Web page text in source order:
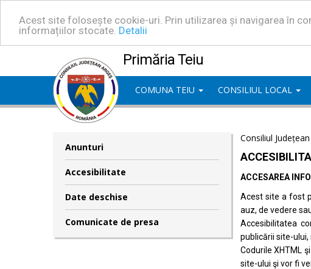
Acest site folosește cookie-uri. Prin utilizarea și navigarea în
informațiilor stocate. Detalii
Primăria Teiu
COMUNA TEIU CONSILIUL LOCAL
Anunturi
Accesibilitate
Date deschise
Comunicate de presa
Consiliul
ACCESAREA
Acest site a fost
auz, de vedere
Accesibilitatea
publicării site-ului,
Codurile XHTML
site-ului şi vor fi